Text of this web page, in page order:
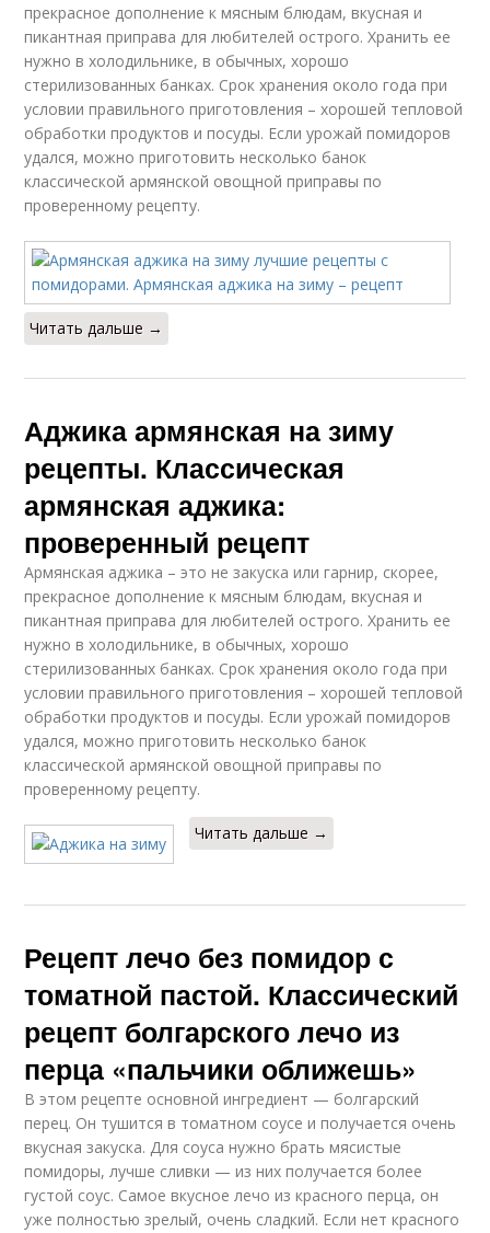
прекрасное дополнение к мясным блюдам, вкусная и
пикантная приправа для любителей острого. Хранить ее
нужно в холодильнике, в обычных, хорошо
стерилизованных банках. Срок хранения около года при
условии правильного приготовления – хорошей тепловой
обработки продуктов и посуды. Если урожай помидоров
удался, можно приготовить несколько банок
классической армянской овощной приправы по
проверенному рецепту.
Читать дальше →
Аджика армянская на зиму
рецепты. Классическая
армянская аджика:
проверенный рецепт
Армянская аджика – это не закуска или гарнир, скорее,
прекрасное дополнение к мясным блюдам, вкусная и
пикантная приправа для любителей острого. Хранить ее
нужно в холодильнике, в обычных, хорошо
стерилизованных банках. Срок хранения около года при
условии правильного приготовления – хорошей тепловой
обработки продуктов и посуды. Если урожай помидоров
удался, можно приготовить несколько банок
классической армянской овощной приправы по
проверенному рецепту.
Читать дальше →
Рецепт лечо без помидор с
томатной пастой. Классический
рецепт болгарского лечо из
перца «пальчики оближешь»
В этом рецепте основной ингредиент — болгарский
перец. Он тушится в томатном соусе и получается очень
вкусная закуска. Для соуса нужно брать мясистые
помидоры, лучше сливки — из них получается более
густой соус. Самое вкусное лечо из красного перца, он
уже полностью зрелый, очень сладкий. Если нет красного